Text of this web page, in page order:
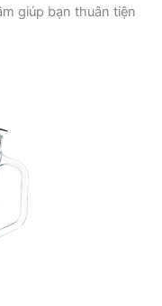
giúp bạn thuân tiện